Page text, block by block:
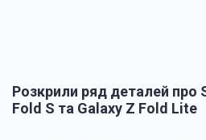
Розкрили ряд деталей про
Fold S та Galaxy Z Fold Lite